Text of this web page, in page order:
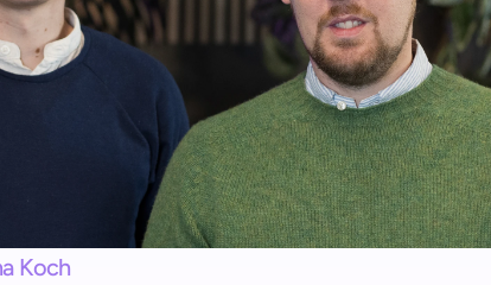
Koch
Exit terminal
shopreme vector:
Ein kontrollierter Self-Checkout-Abschluss.
Handheld scanner
Scan and Go für alle Kunden:
Ohne Apps und Registrierung.